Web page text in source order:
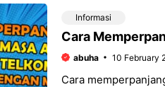
Informasi
Cara
abuha 10 February
Cara